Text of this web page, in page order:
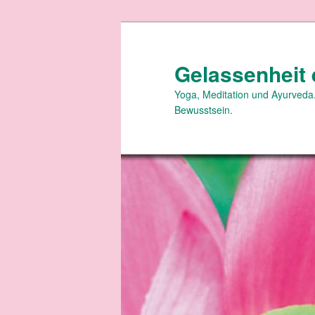
Gelassenheit
Yoga, Meditation und
Bewusstsein.